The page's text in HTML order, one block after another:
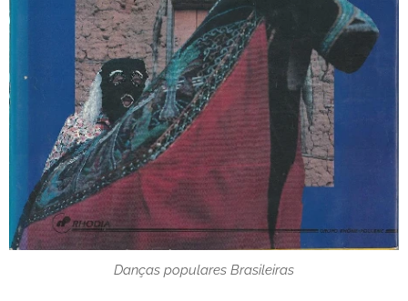
Danças populares Brasileiras